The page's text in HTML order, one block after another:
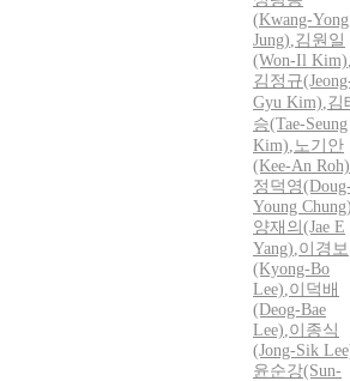
(Kwang-Yong
Jung),김원일
(Won-Il Kim)
김정규
Gyu Kim),김
승(Tae-Seung
Kim),노기안
(Kee-An Roh)
정덕영
Young
양재의(Jae E
Yang),이경보
(Kyong-Bo
Lee),이덕배
(Deog-Bae
Lee),이종식
(Jong-Sik
윤순강(Sun-